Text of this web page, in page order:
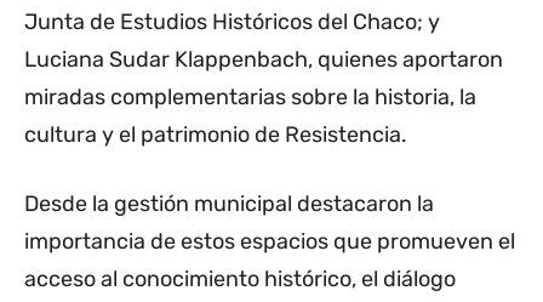
Junta de Estudios Históricos del Chaco; y
Luciana Sudar Klappenbach, quienes aportaron
miradas complementarias sobre la historia, la
cultura y el patrimonio de Resistencia.
Desde la gestión municipal destacaron la
importancia de estos espacios que promueven el
acceso al conocimiento histórico, el diálogo